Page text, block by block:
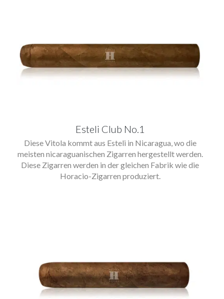
Esteli Club No.1
Diese Vitola kommt aus Esteli in Nicaragua, wo die
meisten nicaraguanischen Zigarren hergestellt werden.
Diese Zigarren werden in der gleichen Fabrik wie die
Horacio-Zigarren produziert.